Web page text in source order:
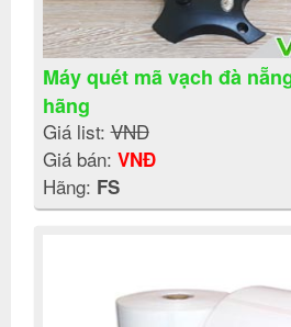
Máy quét mã vạch đà
hãng
Giá list:VNĐ
Giá bán: VNĐ
Hãng: FS